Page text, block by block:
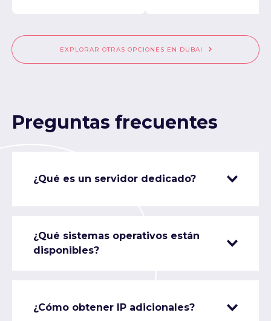
EXPLORAR OTRAS OPCIONES EN DUBAI
Preguntas frecuentes
¿Qué es un servidor dedicado?
¿Qué sistemas operativos están
disponibles?
¿Cómo obtener IP adicionales?